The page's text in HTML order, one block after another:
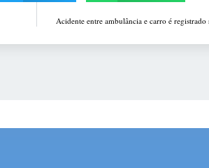
Acidente entre ambulância e carro é registrado